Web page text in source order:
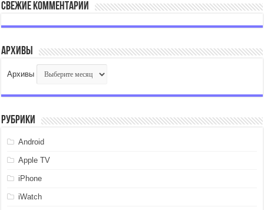
Свежие комментарии
Архивы
Архивы
Рубрики
Android
Apple TV
iPhone
iWatch